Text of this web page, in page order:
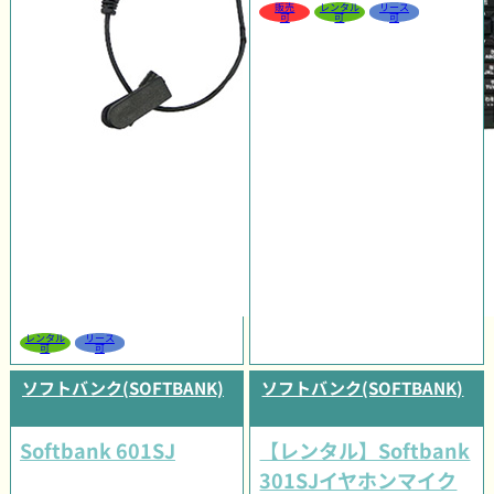
レンタル
可
リース
可
販売
可
レンタル
可
リース
可
ソフトバンク(SOFTBANK)
Softbank 601SJ
ソフトバンク(SOFTBANK)
【レンタル】Softbank
301SJイヤホンマイク